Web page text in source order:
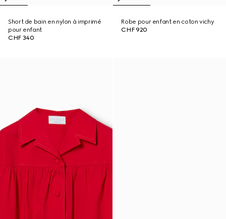
Short de bain en nylon à imprimé
pour enfant
CHF 340
Robe pour enfant en coton vichy
CHF 920